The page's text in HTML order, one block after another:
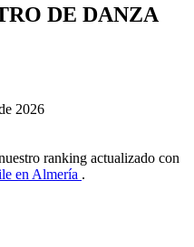
DE DANZA
2026
ranking actualizado con
en Almería .